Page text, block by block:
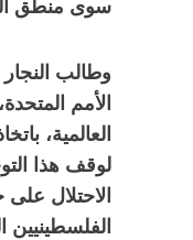
سوى منطق
وطالب
الأمم
العالمية،
لوقف هذا
الاحتلال
الفلسطينيين